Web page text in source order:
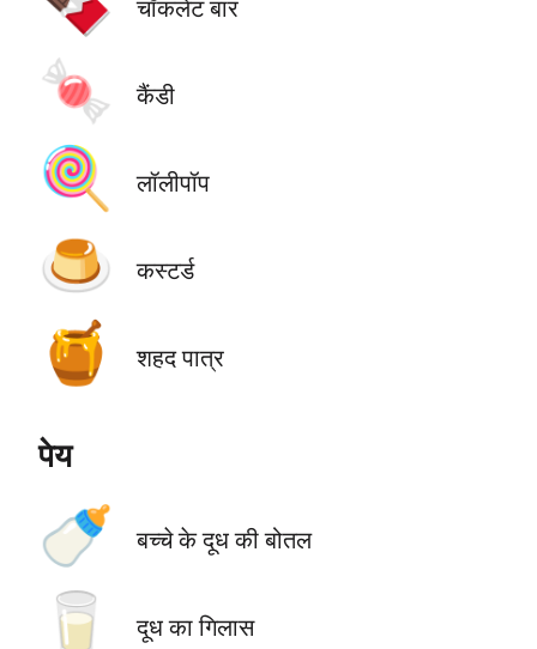
चॉकलेट बार
🍬 कैंडी
🍭 लॉलीपॉप
🍮 कस्टर्ड
🍯 शहद पात्र
पेय
🍼 बच्चे के दूध की बोतल
🥛 दूध का गिलास